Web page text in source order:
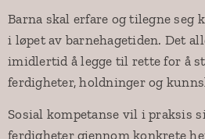
Barna skal erfare og tilegne seg
i løpet av barnehagetiden. Det
imidlertid å legge til rette for å
ferdigheter, holdninger og
Sosial kompetanse vil i praksis
ferdigheter gjennom konkrete